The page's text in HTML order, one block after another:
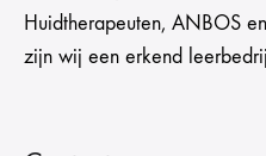
Huidtherapeuten, ANBOS
zijn wij een erkend